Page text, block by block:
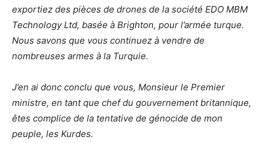
exportiez des pièces de drones de la société EDO MBM
Technology Ltd, basée à Brighton, pour l’armée turque.
Nous savons que vous continuez à vendre de
nombreuses armes à la Turquie.
J’en ai donc conclu que vous, Monsieur le Premier
ministre, en tant que chef du gouvernement britannique,
êtes complice de la tentative de génocide de mon
peuple, les Kurdes.